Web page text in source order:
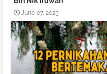
June 07, 2025